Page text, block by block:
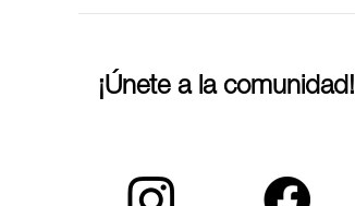
¡Únete a la comunidad!